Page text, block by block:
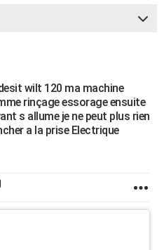
wilt 120 ma machine
rinçage essorage ensuite
s allume je ne peut plus rien
a la prise Electrique